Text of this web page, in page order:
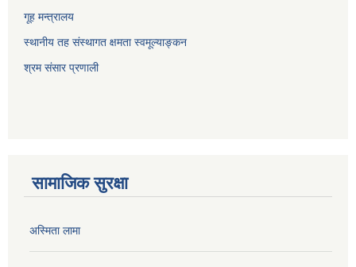
गूह मन्त्रालय
स्थानीय तह संस्थागत क्षमता स्वमूल्याङ्कन
श्रम संसार प्रणाली
सामाजिक सुरक्षा
अस्मिता लामा